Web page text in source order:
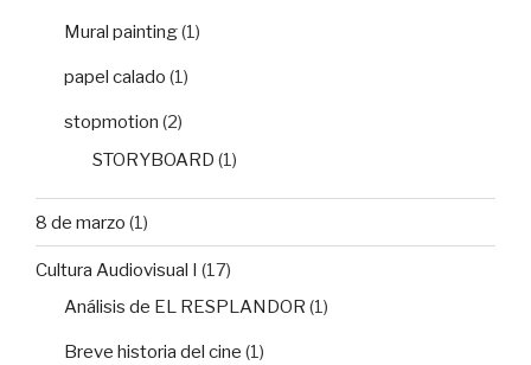
Mural painting(1)
papel calado (1)
stopmotion (2)
STORYBOARD (1)
8 de marzo (1)
Cultura Audiovisual I (17)
Análisis de EL RESPLANDOR (1)
Breve historia del cine (1)